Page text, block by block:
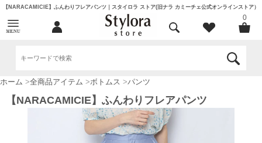
【NARACAMICIE】ふんわりフレアパンツ｜スタイロラ ストア(旧ナラ カミーチェ公式オンラインストア）
0
ホーム >全商品アイテム >ボトムス >パンツ
【NARACAMICIE】ふんわりフレアパンツ